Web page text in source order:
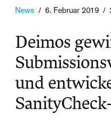
News 6. Februar 2019
Deimos
und